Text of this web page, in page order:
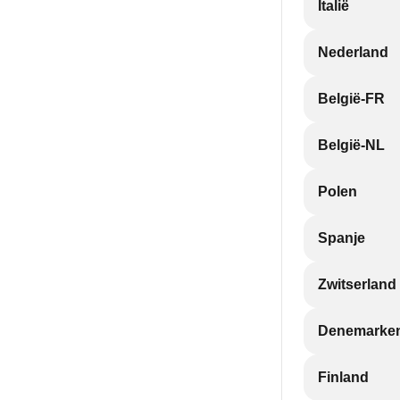
Italië
Nederland
België-FR
België-NL
Polen
Spanje
Zwitserland
Finland